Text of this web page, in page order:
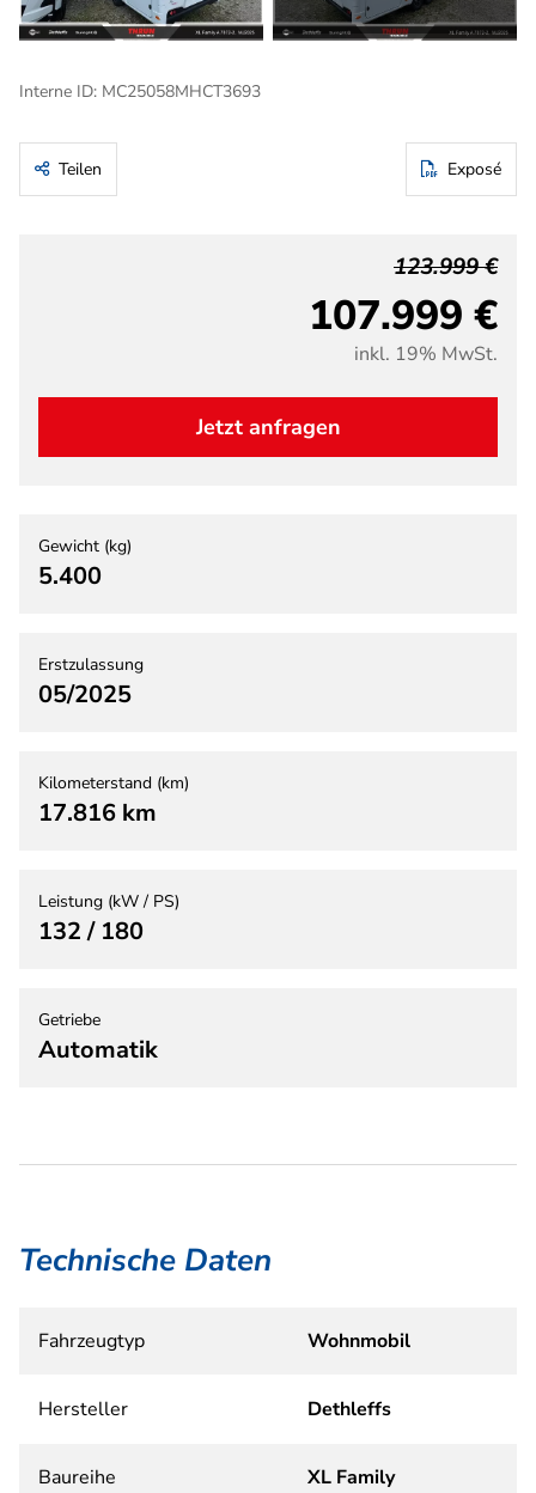
Interne ID: MC25058MHCT3693
Teilen Exposé
107.999 €
123.999 €
inkl. 19% MwSt.
Jetzt anfragen
Gewicht (kg)
5.400
Erstzulassung
05/2025
Kilometerstand (km)
17.816 km
Leistung (kW / PS)
132 / 180
Getriebe
Automatik
Technische Daten
Fahrzeugtyp Wohnmobil
Hersteller Dethleffs
Baureihe XL Family